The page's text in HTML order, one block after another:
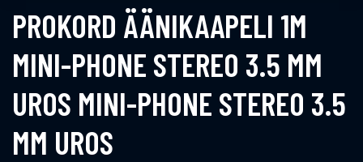
PROKORD ÄÄNIKAAPELI 1M
MINI-PHONE STEREO 3.5 MM
UROS MINI-PHONE STEREO 3.5
MM UROS